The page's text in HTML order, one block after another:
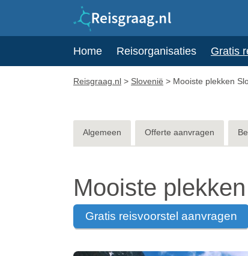
Home Reisorganisaties Gratis
Reisgraag.nl > Slovenië > Mooiste plekken
Algemeen Offerte aanvragen
Mooiste
gratis reisvoorstel aanvragen